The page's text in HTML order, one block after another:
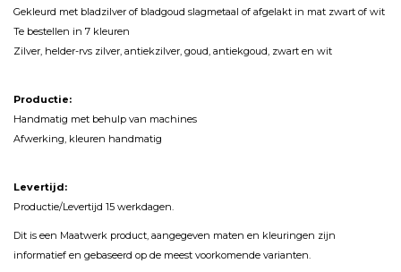
Gekleurd met bladzilver of bladgoud slagmetaal of afgelakt in mat zwart of wit
Te bestellen in 7 kleuren
Zilver, helder-rvs zilver, antiekzilver, goud, antiekgoud, zwart en wit
Productie:
Handmatig met behulp van machines
Afwerking, kleuren handmatig
Levertijd:
Productie/Levertijd 15 werkdagen.
Dit is een Maatwerk product, aangegeven maten en kleuringen zijn
informatief en gebaseerd op de meest voorkomende varianten.